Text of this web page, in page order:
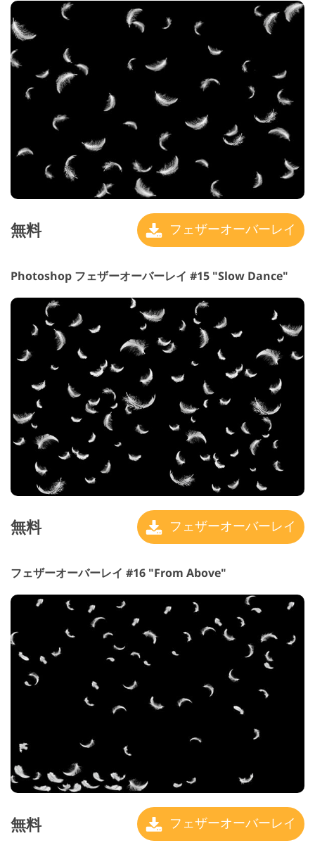
無料 フェザーオーバーレイ
Photoshop フェザーオーバーレイ #15 "Slow Dance"
無料 フェザーオーバーレイ
フェザーオーバーレイ #16 "From Above"
無料 フェザーオーバーレイ